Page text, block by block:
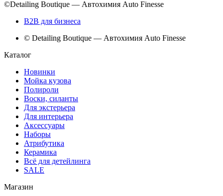
©Detailing Boutique — Автохимия Auto Finesse
B2B для бизнеса
© Detailing Boutique — Автохимия Auto Finesse
Каталог
Новинки
Мойка кузова
Полироли
Воски, силанты
Для экстерьера
Для интерьера
Аксессуары
Наборы
Атрибутика
Керамика
Всё для детейлинга
SALE
Магазин